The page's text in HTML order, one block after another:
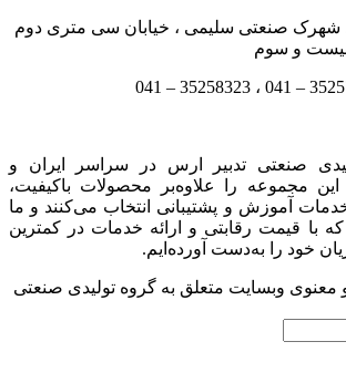
شهرک صنعتی سلیمی ، خیابان سی متری دوم
و سوم
صنعتی تدبیر ارس در سراسر ایران و
مجموعه را علاوه‌بر محصولات باکیفیت،
آموزش و پشتیبانی انتخاب می‌کنند و ما
که با قیمت رقابتی و ارائه خدمات در کمترین
خود را به‌دست آورده‌ایم.
وبسایت متعلق به گروه تولیدی صنعتی